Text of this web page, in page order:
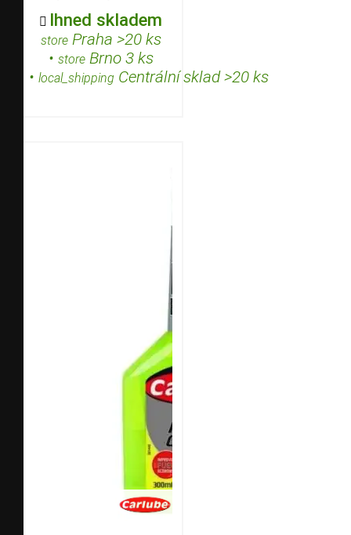
 Ihned skladem
storePraha >20 ks
• storeBrno 3 ks
• local_shipping Centrální sklad >20 ks